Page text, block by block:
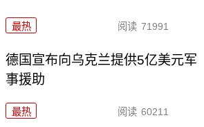
最热 阅读 71991
德国宣布向乌克兰提供5亿美元军
事援助
最热 阅读 60211